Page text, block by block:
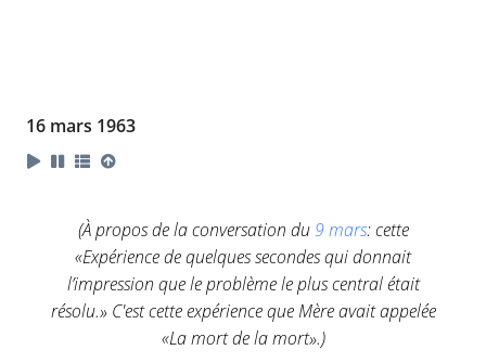
16 mars 1963
(À propos de la conversation du 9 mars: cette
«Expérience de quelques secondes qui donnait
l’impression que le problème le plus central était
résolu.» C'est cette expérience que Mère avait appelée
«La mort de la mort».)